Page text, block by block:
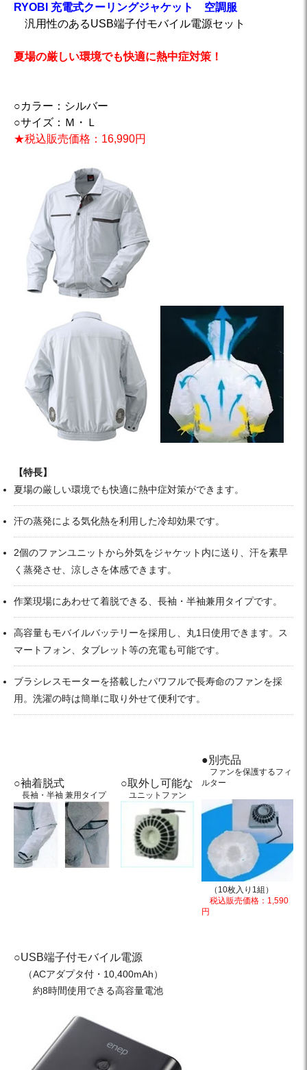
RYOBI 充電式クーリングジャケット 空調服
汎用性のあるUSB端子付モバイル電源セット
夏場の厳しい環境でも快適に熱中症対策！
○カラー：シルバー
○サイズ：Ｍ・Ｌ
★税込販売価格：16,990円
【特長】
夏場の厳しい環境でも快適に熱中症対策ができます。
汗の蒸発による気化熱を利用した冷却効果です。
2個のファンユニットから外気をジャケット内に送り、汗を素早
く蒸発させ、涼しさを体感できます。
作業現場にあわせて着脱できる、長袖・半袖兼用タイプです。
高容量もモバイルバッテリーを採用し、丸1日使用できます。ス
マートフォン、タブレット等の充電も可能です。
ブラシレスモーターを搭載したパワフルで長寿命のファンを採
用。洗濯の時は簡単に取り外せて便利です。
○袖着脱式
長袖・半袖 兼用タイプ
○取外し可能な
ユニットファン
●別売品
ファンを保護するフィ
ルター
（10枚入り1組）
税込販売価格：1,590
円
○USB端子付モバイル電源
（ACアダプタ付・10,400mAh）
約8時間使用できる高容量電池